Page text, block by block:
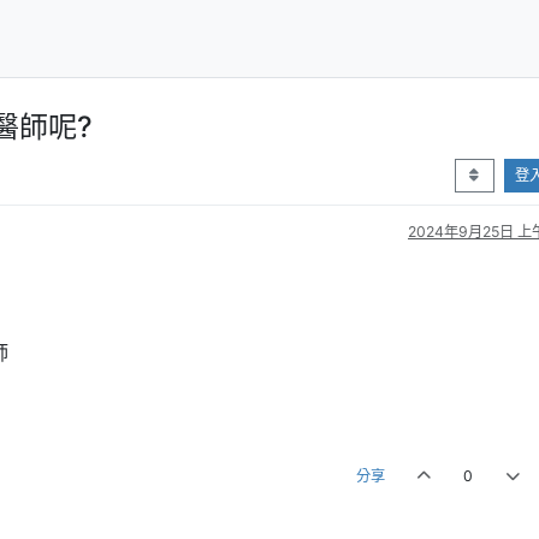
師呢?
登
2024年9月25日 上
分享 0